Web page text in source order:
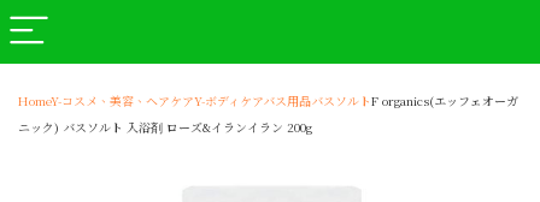
HomeY-コスメ、美容、ヘアケアY-ボディケアバス用品バスソルトF organics(エッフェオーガ
ニック) バスソルト 入浴剤 ローズ&イランイラン 200g